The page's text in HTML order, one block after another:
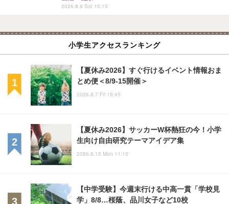
2026.8.8 Sat 15:15
小学生アクセスランキング
【夏休み2026】すぐ行けるイベント情報おま
とめ便＜8/9-15開催＞
2026.8.7 Fri 19:45
【夏休み2026】サッカーW杯熱狂の今！小学
生向け自由研究テーマアイデア集
2026.6.15 Mon 11:15
【中学受験】今週末行ける中高一貫「学校見
学」8/8…桜蔭、品川女子など10校